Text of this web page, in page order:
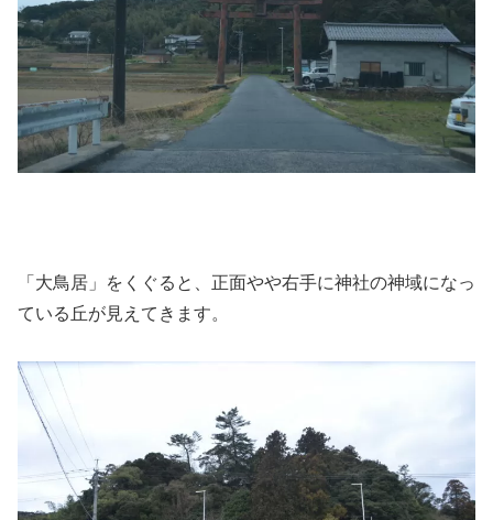
「大鳥居」をくぐると、正面やや右手に神社の神域になっ
ている丘が見えてきます。